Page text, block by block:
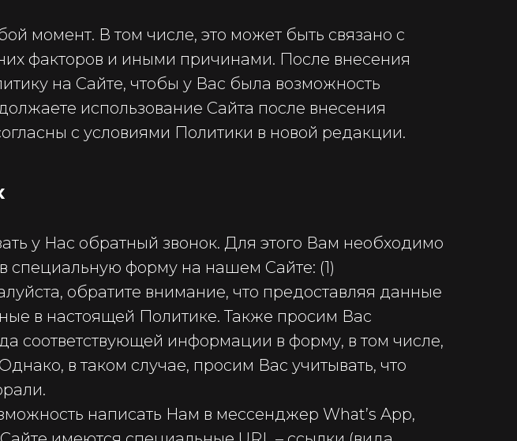
момент. В том числе, это может быть связано с
факторов и иными причинами. После внесения
на Сайте, чтобы у Вас была возможность
использование Сайта после внесения
с условиями Политики в новой редакции.
у Нас обратный звонок. Для этого Вам необходимо
специальную форму на нашем Сайте: (1)
обратите внимание, что предоставляя данные
в настоящей Политике. Также просим Вас
соответствующей информации в форму, в том числе,
в таком случае, просим Вас учитывать, что
написать Нам в мессенджер What’s App,